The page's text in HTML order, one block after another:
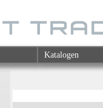
Katalogen